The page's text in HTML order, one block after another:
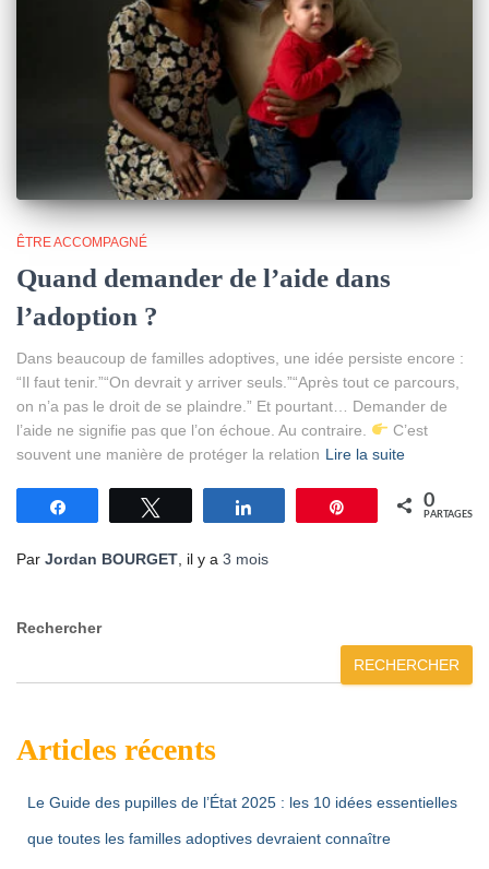
ÊTRE ACCOMPAGNÉ
Quand demander de l’aide dans
l’adoption ?
Dans beaucoup de familles adoptives, une idée persiste encore :
“Il faut tenir.”“On devrait y arriver seuls.”“Après tout ce parcours,
on n’a pas le droit de se plaindre.” Et pourtant… Demander de
l’aide ne signifie pas que l’on échoue. Au contraire.
C’est
souvent une manière de protéger la relation Lire la suite
Épingle 0
PARTAGES
Par Jordan BOURGET , il y a 3 mois
Rechercher
RECHERCHER
Articles récents
Le Guide des pupilles de l’État 2025 : les 10 idées essentielles
que toutes les familles adoptives devraient connaître